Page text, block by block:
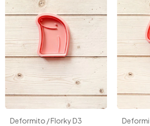
Deformito / Florky D3